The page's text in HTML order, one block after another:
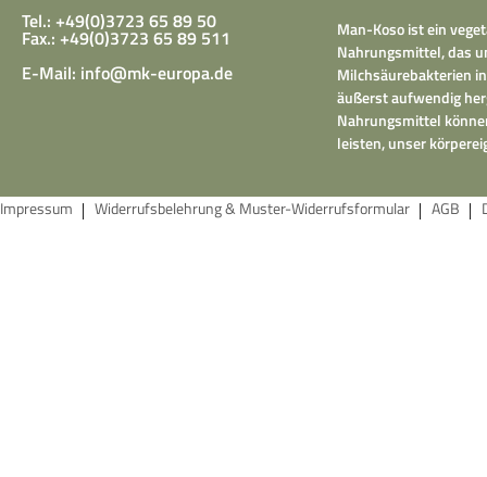
Tel.: +49(0)3723 65 89 50
Fax.: +49(0)3723 65 89 511
E-Mail: info@mk-europa.de
Man-Koso ist ein
Nahrungsmittel, das
Milchsäurebakterien
äußerst aufwendig
Nahrungsmittel
leisten, unser
Impressum Widerrufsbelehrung & Muster-Widerrufsformular AGB